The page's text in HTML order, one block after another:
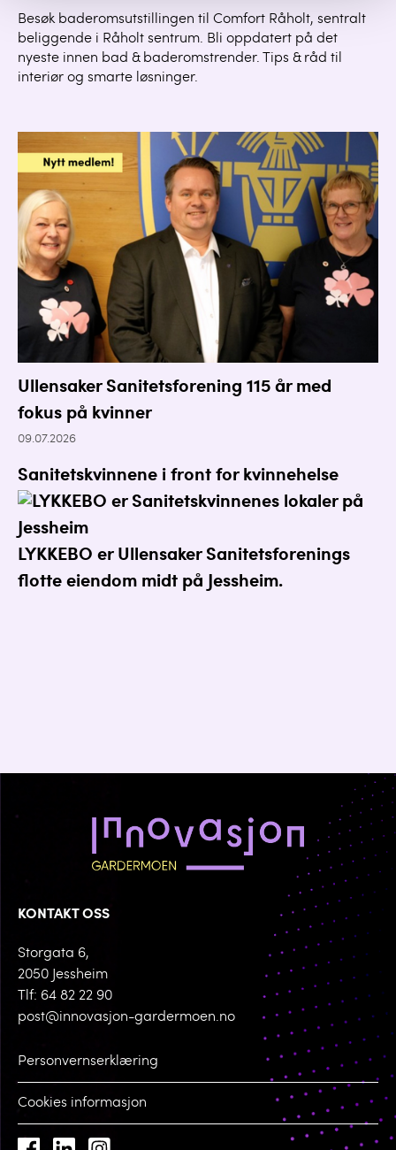
Besøk baderomsutstillingen til Comfort Råholt, sentralt
beliggende i Råholt sentrum. Bli oppdatert på det
nyeste innen bad & baderomstrender. Tips & råd til
interiør og smarte løsninger.
Ullensaker Sanitetsforening 115 år med
fokus på kvinner
09.07.2026
Sanitetskvinnene i front for kvinnehelse
LYKKEBO er Ullensaker Sanitetsforenings
flotte eiendom midt på Jessheim.
KONTAKT OSS
Storgata 6,
2050 Jessheim
Tlf: 64 82 22 90
post@innovasjon-gardermoen.no
Personvernserklæring
Cookies informasjon